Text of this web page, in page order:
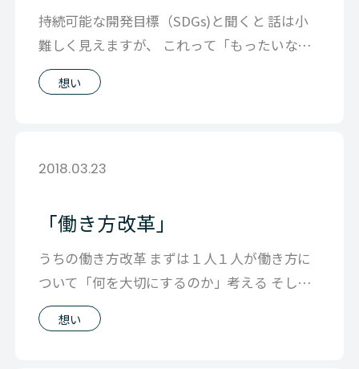
持続可能な開発目標（SDGs)と聞くと 話は小
難しく見えますが、 これって「もったいな
い」事をやめたり やっぱり「おかし
想い
2018.03.23
「働き方改革」
うちの働き方改革 まずは１人１人が働き方に
ついて「何を大切にするのか」考える そし
て、会社は１人１人が”楽しく働ける”よ
想い